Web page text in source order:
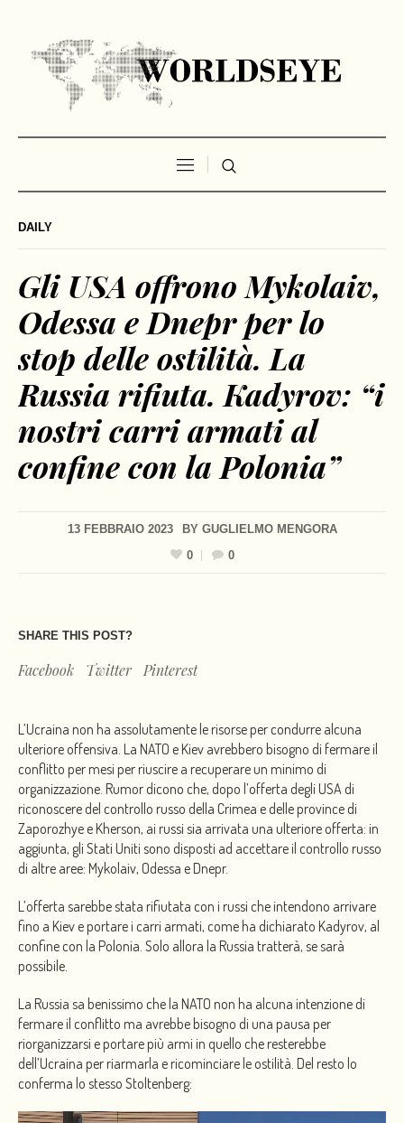
DAILY
Gli USA offrono Mykolaiv,
Odessa e Dnepr per lo
stop delle ostilità. La
Russia rifiuta. Kadyrov: “i
nostri carri armati al
confine con la Polonia”
13 FEBBRAIO 2023 BY GUGLIELMO MENGORA
0
0
SHARE THIS POST?
Facebook Twitter Pinterest
L’Ucraina non ha assolutamente le risorse per condurre alcuna
ulteriore offensiva. La NATO e Kiev avrebbero bisogno di fermare il
conflitto per mesi per riuscire a recuperare un minimo di
organizzazione. Rumor dicono che, dopo l’offerta degli USA di
riconoscere del controllo russo della Crimea e delle province di
Zaporozhye e Kherson, ai russi sia arrivata una ulteriore offerta: in
aggiunta, gli Stati Uniti sono disposti ad accettare il controllo russo
di altre aree: Mykolaiv, Odessa e Dnepr.
L’offerta sarebbe stata rifiutata con i russi che intendono arrivare
fino a Kiev e portare i carri armati, come ha dichiarato Kadyrov, al
confine con la Polonia. Solo allora la Russia tratterà, se sarà
possibile.
La Russia sa benissimo che la NATO non ha alcuna intenzione di
fermare il conflitto ma avrebbe bisogno di una pausa per
riorganizzarsi e portare più armi in quello che resterebbe
dell’Ucraina per riarmarla e ricominciare le ostilità. Del resto lo
conferma lo stesso Stoltenberg: